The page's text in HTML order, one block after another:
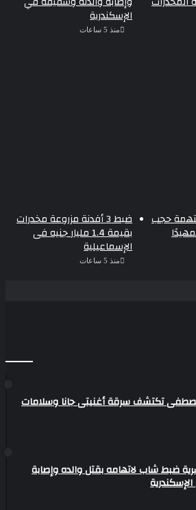
الإسكندرية
منذ 5 ساعات
ضبط 3 أفدنة مزروعة مخدرات
بقيمة 1.4 مليار جنيه فى
الإسماعيلية
منذ 5 ساعات
بتهمة حجب
مصطفى تكتشف سرقة أغنيتى جانا وسلامات
ضبط شاب لاتهامه بقتل والده وإصابة